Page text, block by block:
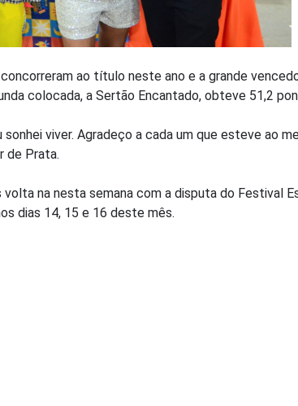
ao título neste ano e a grande
colocada, a Sertão Encantado, obteve 51,2
viver. Agradeço a cada um que esteve ao
de Prata.
na nesta semana com a disputa do Festival
dias 14, 15 e 16 deste mês.